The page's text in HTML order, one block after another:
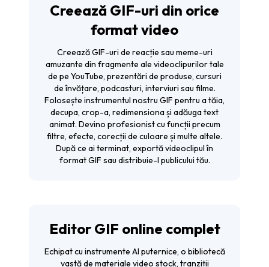
Creează GIF-uri din orice
format video
Creează GIF-uri de reacție sau meme-uri
amuzante din fragmente ale videoclipurilor tale
de pe YouTube, prezentări de produse, cursuri
de învățare, podcasturi, interviuri sau filme.
Folosește instrumentul nostru GIF pentru a tăia,
decupa, crop-a, redimensiona și adăuga text
animat. Devino profesionist cu funcții precum
filtre, efecte, corecții de culoare și multe altele.
După ce ai terminat, exportă videoclipul în
format GIF sau distribuie-l publicului tău.
Editor GIF online complet
Echipat cu instrumente AI puternice, o bibliotecă
vastă de materiale video stock, tranziții